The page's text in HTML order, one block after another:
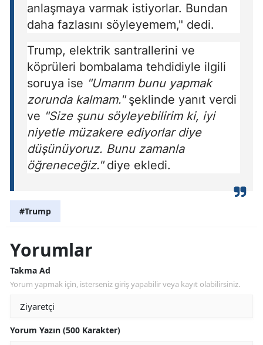
anlaşmaya varmak istiyorlar. Bundan
daha fazlasını söyleyemem," dedi.
Trump, elektrik santrallerini ve
köprüleri bombalama tehdidiyle ilgili
soruya ise "Umarım bunu yapmak
zorunda kalmam."şeklinde yanıt verdi
ve "Size şunu söyleyebilirim ki, iyi
niyetle müzakere ediyorlar diye
düşünüyoruz. Bunu zamanla
öğreneceğiz."diye ekledi.
#Trump
Yorumlar
Takma Ad
Yorum yapmak için, isterseniz giriş yapabilir veya kayıt olabilirsiniz.
Yorum Yazın (500 Karakter)